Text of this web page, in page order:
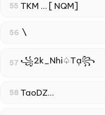
55 TKM … [ NQM]
56 〵
57 ꧁2k_Nhi♤Tạ꧂
58 TaoDZ…